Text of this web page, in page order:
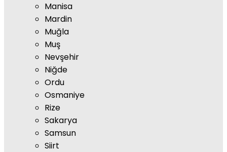
Manisa
Mardin
Muğla
Muş
Nevşehir
Niğde
Ordu
Osmaniye
Rize
Sakarya
Samsun
Siirt